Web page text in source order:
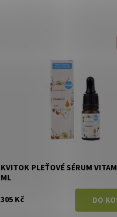
Kvitok
KVITOK PLEŤOVÉ SÉRUM
ML
305 Kč